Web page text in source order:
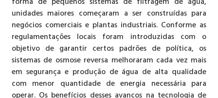
unidades maiores começaram a ser construídas para
negócios comerciais e plantas industriais. Conforme as
regulamentações locais foram introduzidas com o
objetivo de garantir certos padrões de política, os
sistemas de osmose reversa melhoraram cada vez mais
em segurança e produção de água de alta qualidade
com menor quantidade de energia necessária para
operar. Os benefícios desses avanços na tecnologia de